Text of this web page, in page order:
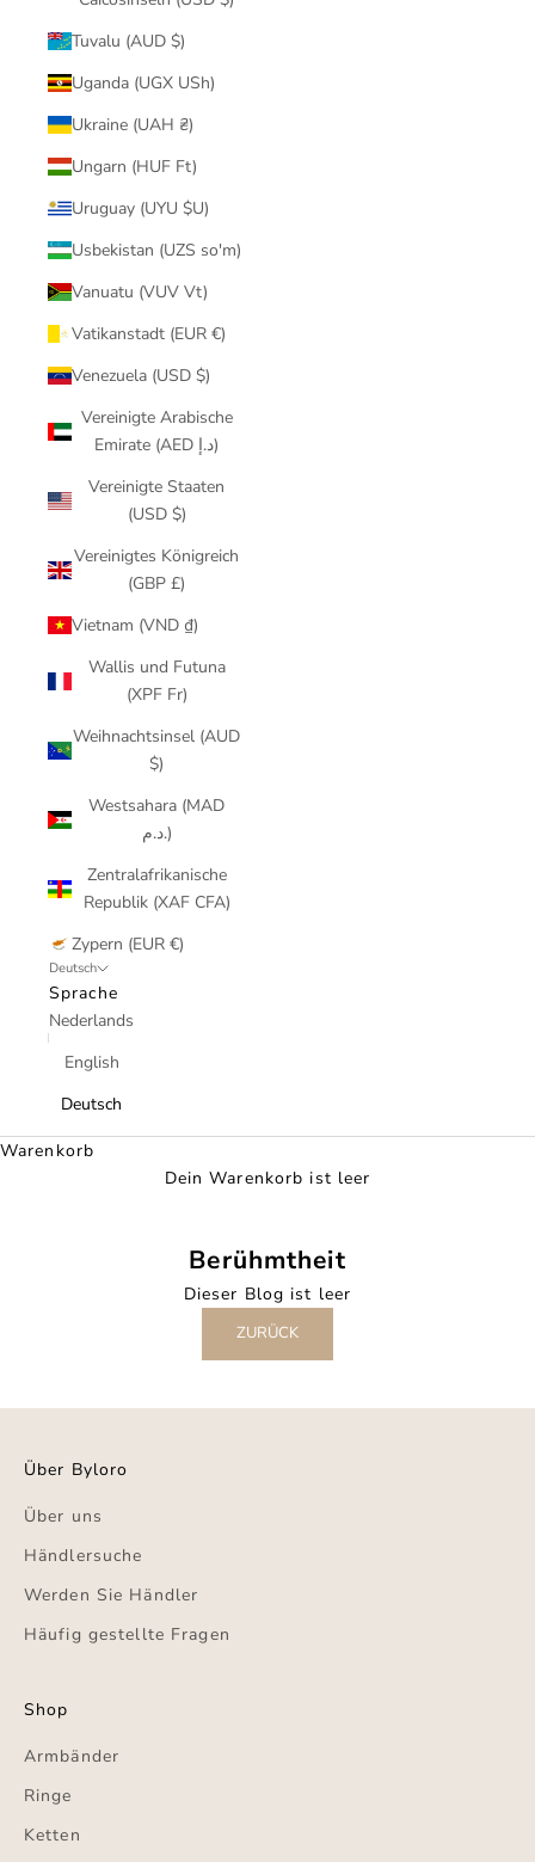
Tuvalu (AUD $)
Uganda (UGX USh)
Ukraine (UAH ₴)
Ungarn (HUF Ft)
Uruguay (UYU $U)
Usbekistan (UZS so'm)
Vanuatu (VUV Vt)
Vatikanstadt (EUR €)
Venezuela (USD $)
Vereinigte Arabische
Emirate (AED د.إ)
Vereinigte Staaten
(USD $)
Vereinigtes Königreich
(GBP £)
Vietnam (VND ₫)
Wallis und Futuna
(XPF Fr)
Weihnachtsinsel (AUD
$)
Westsahara (MAD
د.م.)
Zentralafrikanische
Republik (XAF CFA)
Zypern (EUR €)
Deutsch
Sprache
Nederlands
English
Deutsch
Warenkorb
Dein Warenkorb ist leer
Berühmtheit
Dieser Blog ist leer
ZURÜCK
Über Byloro
Über uns
Händlersuche
Werden Sie Händler
Häufig gestellte Fragen
Shop
Armbänder
Ringe
Ketten